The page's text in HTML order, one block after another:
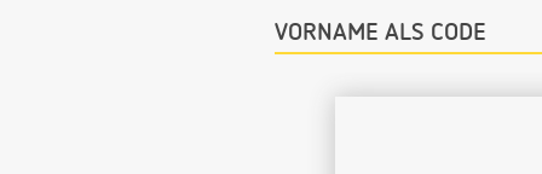
VORNAME ALS CODE